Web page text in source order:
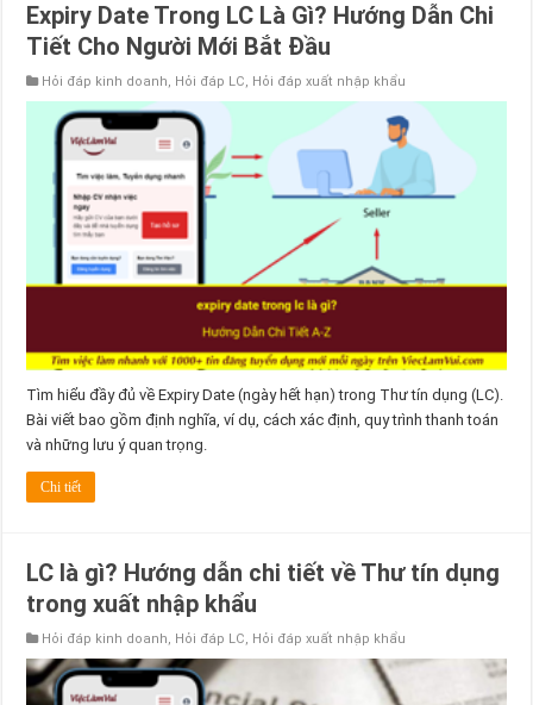
Expiry Date Trong LC Là Gì? Hướng Dẫn Chi
Tiết Cho Người Mới Bắt Đầu
Hỏi đáp kinh doanh, Hỏi đáp LC, Hỏi đáp xuất nhập khẩu
Tìm hiểu đầy đủ về Expiry Date (ngày hết hạn) trong Thư tín dụng (LC).
Bài viết bao gồm định nghĩa, ví dụ, cách xác định, quy trình thanh toán
và những lưu ý quan trọng.
Chi tiết
LC là gì? Hướng dẫn chi tiết về Thư tín dụng
trong xuất nhập khẩu
Hỏi đáp kinh doanh, Hỏi đáp LC, Hỏi đáp xuất nhập khẩu